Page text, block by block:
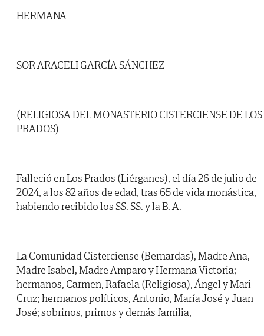
HERMANA
SOR ARACELI GARCÍA SÁNCHEZ
(RELIGIOSA DEL MONASTERIO CISTERCIENSE DE LOS
PRADOS)
Falleció en Los Prados (Liérganes), el día 26 de julio de
2024, a los 82 años de edad, tras 65 de vida monástica,
habiendo recibido los SS. SS. y la B. A.
La Comunidad Cisterciense (Bernardas), Madre Ana,
Madre Isabel, Madre Amparo y Hermana Victoria;
hermanos, Carmen, Rafaela (Religiosa), Ángel y Mari
Cruz; hermanos políticos, Antonio, María José y Juan
José; sobrinos, primos y demás familia,